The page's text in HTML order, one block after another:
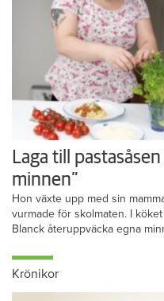
Laga till
minnen”
Hon växte upp med sin
vurmade för skolmaten. I
Blanck återuppväcka egna
Krönikor